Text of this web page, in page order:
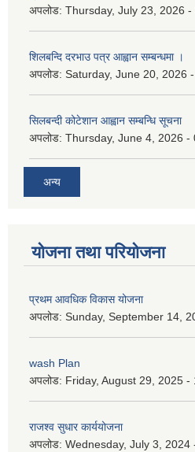
अपलोड: Thursday, July 23, 2026 -
शिलबन्दि दरभाउ पत्र आह्वान सम्बन्धमा ।
अपलोड: Saturday, June 20, 2026
सिलबन्दी कोटेशान आह्वान सम्बन्धि सूचना
अपलोड: Thursday, June 4, 2026 -
अन्य
योजना तथा परियोजना
प्रथम आवधिक विकास योजना
अपलोड: Sunday, September 14,
wash Plan
अपलोड: Friday, August 29, 2025 -
राजश्व सुधार कार्ययोजना
अपलोड: Wednesday, July 3, 2024